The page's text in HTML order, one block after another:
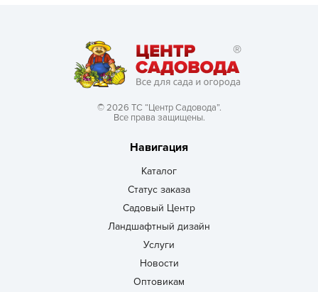
© 2026 ТС “Центр Садовода”.
Все права защищены.
Навигация
Каталог
Статус заказа
Садовый Центр
Ландшафтный дизайн
Услуги
Новости
Оптовикам